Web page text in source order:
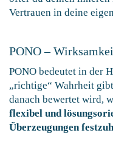
Vertrauen in deine
PONO –
PONO bedeutet in der
„richtige“ Wahrheit
danach bewertet wird,
flexibel und
Überzeugungen